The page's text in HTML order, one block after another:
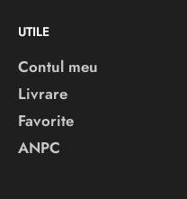
UTILE
Contul meu
Livrare
Favorite
ANPC